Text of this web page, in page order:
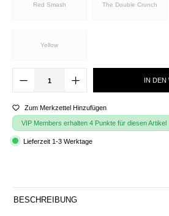
Red Smash The Double Crunch
Yellow
IN DEN
Zum Merkzettel Hinzufügen
VIP Members erhalten 4 Punkte für diesen Artikel
Lieferzeit 1-3 Werktage
BESCHREIBUNG